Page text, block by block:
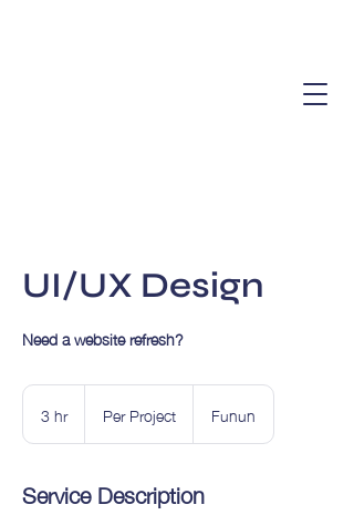
UI/UX Design
Need a website refresh?
3 hr3
h
Per Project Funun
Service Description